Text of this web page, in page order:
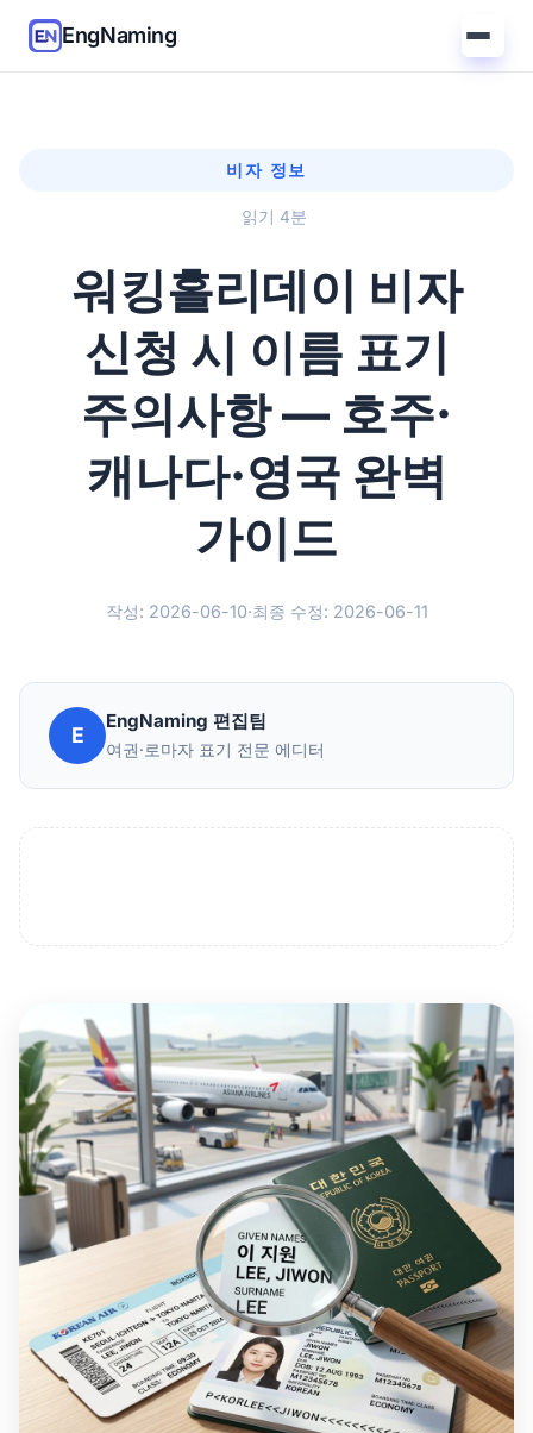
EngNaming
비자 정보
읽기 4분
워킹홀리데이 비자
신청 시 이름 표기
주의사항 — 호주·
캐나다·영국 완벽
가이드
작성: 2026-06-10·최종 수정: 2026-06-11
E
EngNaming 편집팀
여권·로마자 표기 전문 에디터